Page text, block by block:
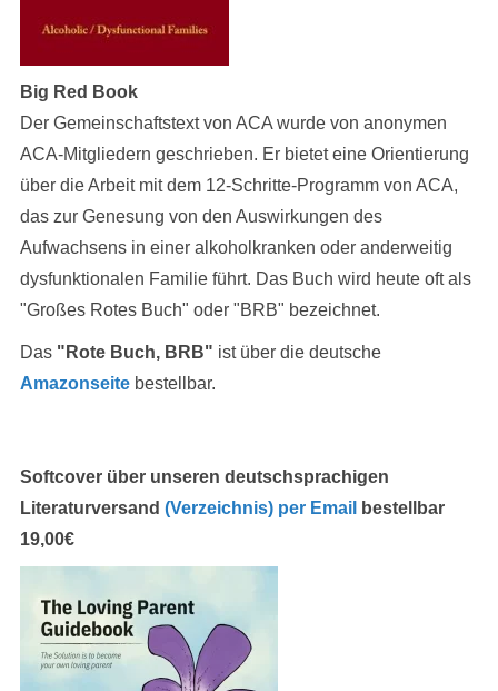
Big Red Book
Der Gemeinschaftstext von ACA wurde von anonymen
ACA-Mitgliedern geschrieben. Er bietet eine Orientierung
über die Arbeit mit dem 12-Schritte-Programm von ACA,
das zur Genesung von den Auswirkungen des
Aufwachsens in einer alkoholkranken oder anderweitig
dysfunktionalen Familie führt. Das Buch wird heute oft als
"Großes Rotes Buch" oder "BRB" bezeichnet.
Das "Rote Buch, BRB" ist über die deutsche
Amazonseite bestellbar.
Softcover über unseren deutschsprachigen
Literaturversand(Verzeichnis) per Email
bestellbar
19,00€